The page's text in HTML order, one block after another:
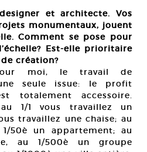
et architecte. Vos
monumentaux, jouent
Comment se pose pour
Est-elle prioritaire
création?
moi, le travail de
seule issue: le profit
totalement accessoire.
1/1 vous travaillez un
travaillez une chaise; au
50è un appartement; au
au 1/500è un groupe